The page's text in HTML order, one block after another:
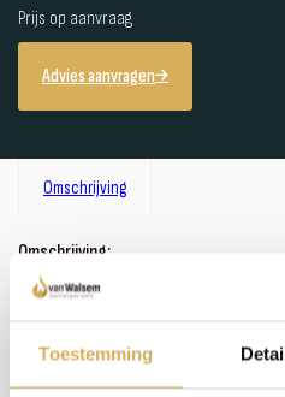
Toestemming
Prijs op aanvraag
Advies aanvragen
Omschrijving
Omschrijving:
Zoals je misschien hebt gemerkt, hebben we
het bijhouden van omschrijvingen bij alle
te vinden. Wil je meer weten over dit
past? Bel, mail of maak een afspraak om bij
glimlach (en een kop koffie, als je wilt)!